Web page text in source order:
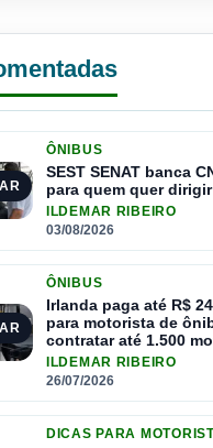
ÔNIBUS
SEST SENAT banca
para quem quer
ILDEMAR RIBEIRO
03/08/2026
ÔNIBUS
Irlanda paga até R$
para motorista de
contratar até 1.500
ILDEMAR RIBEIRO
26/07/2026
DICAS PARA